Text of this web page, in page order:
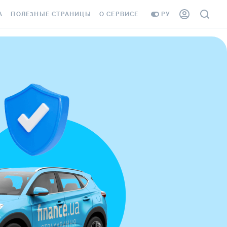
РУ
В
В ЕВРОПУ
В ПОЛЬШУ
В МОЛДОВУ
ПОЛЕЗНЫЕ СТРАНИЦЫ
ВОПРОСЫ ЭКСПЕРТАМ
СТРАХОВАНИЕ ЖИЛЬЯ ОТ
РАКЕТ И ШАХЕДОВ
ДМС ДЛЯ СОТРУДНИКОВ
ЭЛЕКТРОННАЯ ВИНЬЕТКА
СТРАХОВАНИЕ ОТ
НЕСЧАСТНЫХ СЛУЧАЕВ
О СЕРВИСЕ